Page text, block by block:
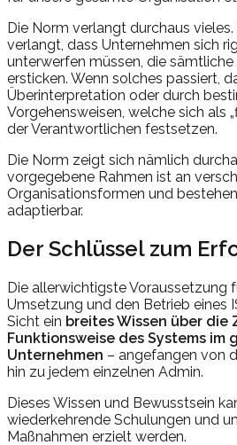
Die Norm verlangt durchaus
verlangt, dass Unternehmen sich
unterwerfen müssen, die
ersticken. Wenn solches passiert,
Überinterpretation oder durch
Vorgehensweisen, welche sich als
der Verantwortlichen festsetzen.
Die Norm zeigt sich nämlich
vorgegebene Rahmen ist an
Organisationsformen und
adaptierbar.
Der Schlüssel zum
Die allerwichtigste Voraussetzung
Umsetzung und den Betrieb eines
Sicht ein breites Wissen über die
Funktionsweise des Systems im
Unternehmen – angefangen von
hin zu jedem einzelnen Admin.
Dieses Wissen und Bewusstsein
wiederkehrende Schulungen und
Maßnahmen erzielt werden.